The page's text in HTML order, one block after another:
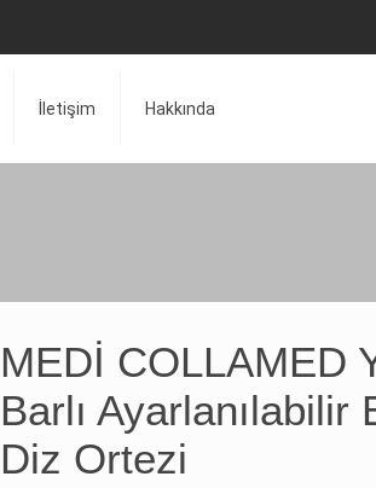
İletişim Hakkında
MEDİ COLLAMED
Barlı Ayarlanılabilir
Diz Ortezi